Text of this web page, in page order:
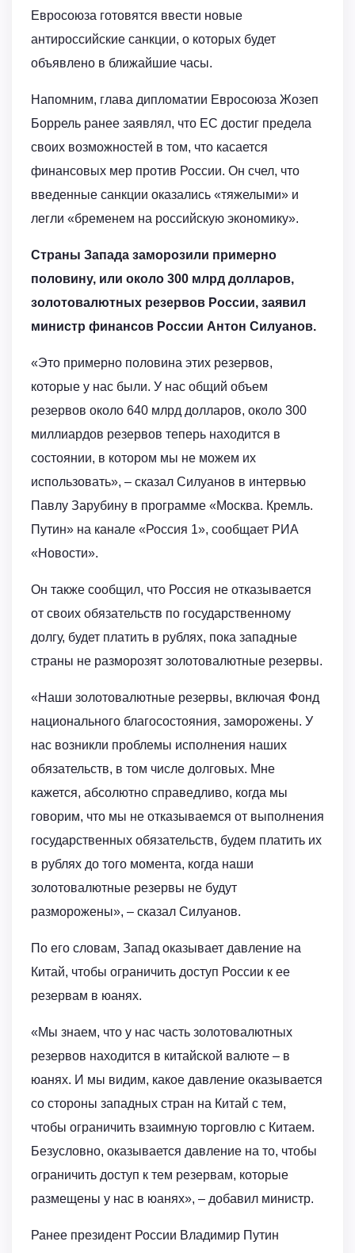
Евросоюза готовятся ввести новые
антироссийские санкции, о которых будет
объявлено в ближайшие часы.
Напомним, глава дипломатии Евросоюза Жозеп
Боррель ранее заявлял, что ЕС достиг предела
своих возможностей в том, что касается
финансовых мер против России. Он счел, что
введенные санкции оказались «тяжелыми» и
легли «бременем на российскую экономику».
Страны Запада заморозили примерно
половину, или около 300 млрд долларов,
золотовалютных резервов России, заявил
министр финансов России Антон Силуанов.
«Это примерно половина этих резервов,
которые у нас были. У нас общий объем
резервов около 640 млрд долларов, около 300
миллиардов резервов теперь находится в
состоянии, в котором мы не можем их
использовать», – сказал Силуанов в интервью
Павлу Зарубину в программе «Москва. Кремль.
Путин» на канале «Россия 1», сообщает РИА
«Новости».
Он также сообщил, что Россия не отказывается
от своих обязательств по государственному
долгу, будет платить в рублях, пока западные
страны не разморозят золотовалютные резервы.
«Наши золотовалютные резервы, включая Фонд
национального благосостояния, заморожены. У
нас возникли проблемы исполнения наших
обязательств, в том числе долговых. Мне
кажется, абсолютно справедливо, когда мы
говорим, что мы не отказываемся от выполнения
государственных обязательств, будем платить их
в рублях до того момента, когда наши
золотовалютные резервы не будут
разморожены», – сказал Силуанов.
По его словам, Запад оказывает давление на
Китай, чтобы ограничить доступ России к ее
резервам в юанях.
«Мы знаем, что у нас часть золотовалютных
резервов находится в китайской валюте – в
юанях. И мы видим, какое давление оказывается
со стороны западных стран на Китай с тем,
чтобы ограничить взаимную торговлю с Китаем.
Безусловно, оказывается давление на то, чтобы
ограничить доступ к тем резервам, которые
размещены у нас в юанях», – добавил министр.
Ранее президент России Владимир Путин